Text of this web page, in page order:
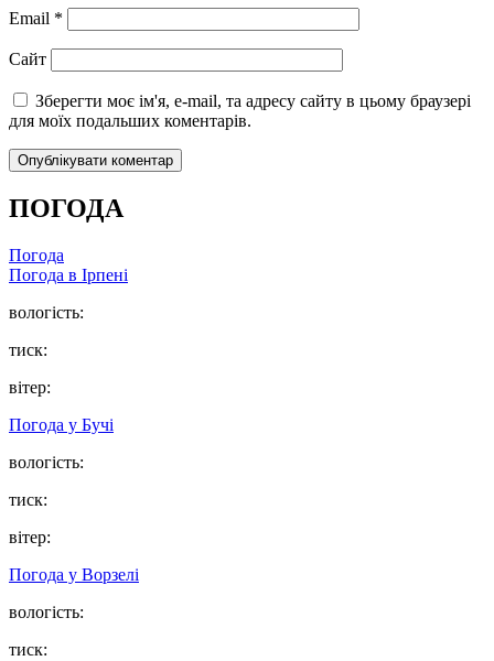
Email *
Сайт
Зберегти моє ім'я, e-mail, та адресу сайту в цьому браузері
для моїх подальших коментарів.
ПОГОДА
Погода
Погода в Ірпені
вологість:
тиск:
вітер:
Погода у Бучі
вологість:
тиск:
вітер:
Погода у Ворзелі
вологість:
тиск: